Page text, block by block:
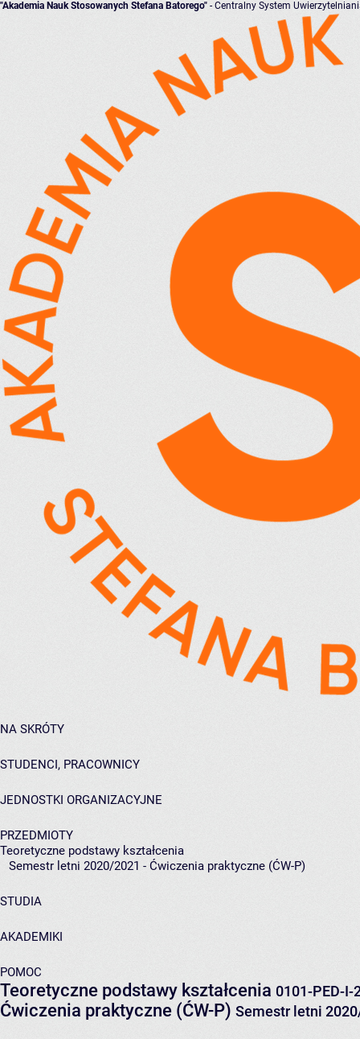
"Akademia Nauk Stosowanych Stefana Batorego" - Centralny System
NA SKRÓTY
STUDENCI, PRACOWNICY
JEDNOSTKI ORGANIZACYJNE
PRZEDMIOTY
Teoretyczne podstawy kształcenia
Semestr letni 2020/2021 - Ćwiczenia praktyczne (ĆW-P)
STUDIA
AKADEMIKI
POMOC
Teoretyczne podstawy kształcenia 0101-PED-I-
Ćwiczenia praktyczne (ĆW-P) Semestr letni